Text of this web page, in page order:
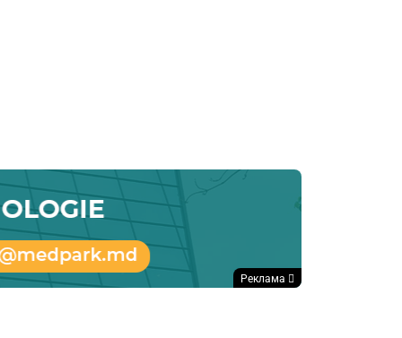
Реклама